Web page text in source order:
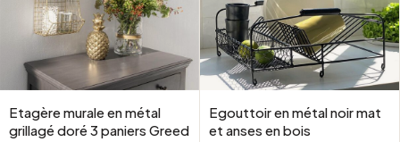
Etagère murale en métal
grillagé doré 3 paniers Greed
Egouttoir en métal noir mat
et anses en bois